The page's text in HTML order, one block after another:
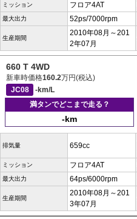
ミッション フロア4AT
最大出力 52ps/7000rpm
生産期間
2010年08月～201
2年07月
660 T 4WD
新車時価格160.2万円(税込)
JC08
-km/L
満タンでどこまで走る？
-km
排気量 659cc
ミッション フロア4AT
最大出力 64ps/6000rpm
生産期間
2010年08月～201
3年07月